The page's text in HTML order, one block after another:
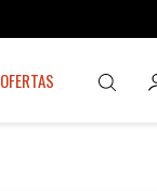
OFERTAS